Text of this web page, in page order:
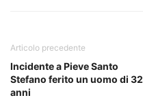
Articolo precedente
Incidente a Pieve Santo
Stefano ferito un uomo di 32
anni